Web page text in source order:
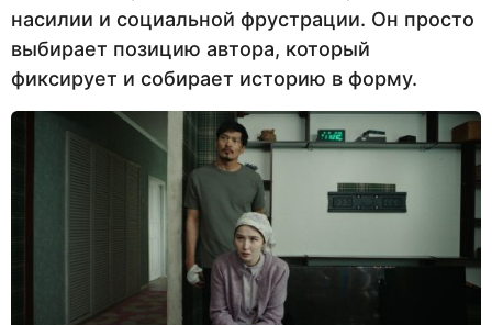
насилии и социальной фрустрации. Он просто
выбирает позицию автора, который
фиксирует и собирает историю в форму.